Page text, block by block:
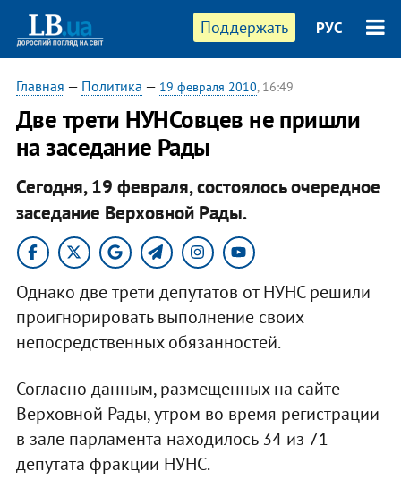
Поддержать РУС
Главная — Политика — 19 февраля 2010, 16:49
Две трети НУНСовцев не пришли
на заседание Рады
Сегодня, 19 февраля, состоялось очередное
заседание Верховной Рады.
Однако две трети депутатов от НУНС решили
проигнорировать выполнение своих
непосредственных обязанностей.
Согласно данным, размещенных на сайте
Верховной Рады, утром во время регистрации
в зале парламента находилось 34 из 71
депутата фракции НУНС.